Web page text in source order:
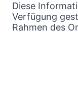
Diese
Verfügung
Rahmen des